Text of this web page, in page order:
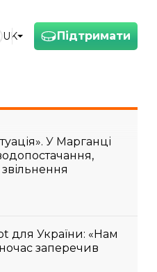
Підтримати
UK
У Марганці
для України: «Нам
заперечив